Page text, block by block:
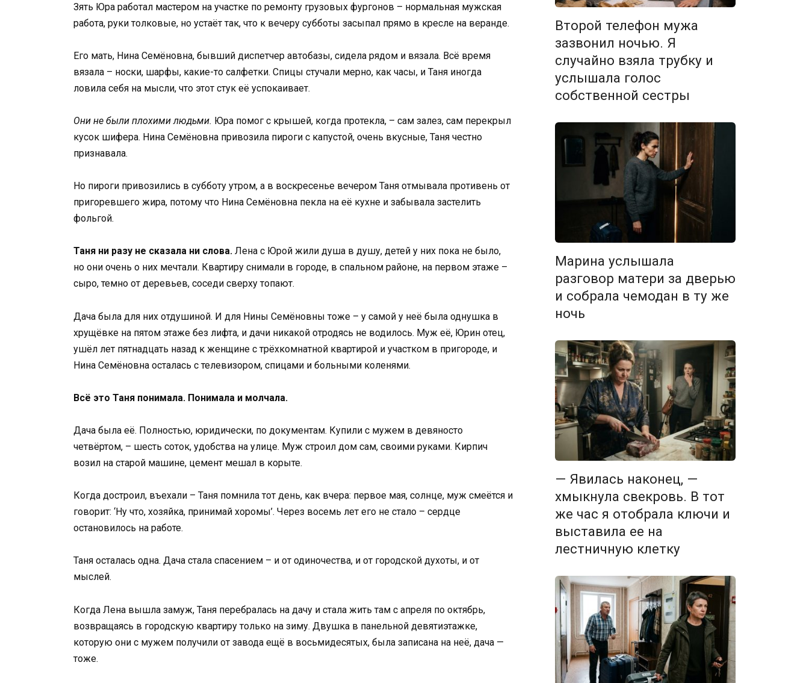
Зять Юра работал мастером на участке по ремонту грузовых фургонов – нормальная мужская
работа, руки толковые, но устаёт так, что к вечеру субботы засыпал прямо в кресле на веранде.
Его мать, Нина Семёновна, бывший диспетчер автобазы, сидела рядом и вязала. Всё время
вязала – носки, шарфы, какие-то салфетки. Спицы стучали мерно, как часы, и Таня иногда
ловила себя на мысли, что этот стук её успокаивает.
Они не были плохими людьми. Юра помог с крышей, когда протекла, – сам залез, сам перекрыл
кусок шифера. Нина Семёновна привозила пироги с капустой, очень вкусные, Таня честно
признавала.
Но пироги привозились в субботу утром, а в воскресенье вечером Таня отмывала противень от
пригоревшего жира, потому что Нина Семёновна пекла на её кухне и забывала застелить
фольгой.
Таня ни разу не сказала ни слова. Лена с Юрой жили душа в душу, детей у них пока не было,
но они очень о них мечтали. Квартиру снимали в городе, в спальном районе, на первом этаже –
сыро, темно от деревьев, соседи сверху топают.
Дача была для них отдушиной. И для Нины Семёновны тоже – у самой у неё была однушка в
хрущёвке на пятом этаже без лифта, и дачи никакой отродясь не водилось. Муж её, Юрин отец,
ушёл лет пятнадцать назад к женщине с трёхкомнатной квартирой и участком в пригороде, и
Нина Семёновна осталась с телевизором, спицами и больными коленями.
Всё это Таня понимала. Понимала и молчала.
Дача была её. Полностью, юридически, по документам. Купили с мужем в девяносто
четвёртом, – шесть соток, удобства на улице. Муж строил дом сам, своими руками. Кирпич
возил на старой машине, цемент мешал в корыте.
Когда достроил, въехали – Таня помнила тот день, как вчера: первое мая, солнце, муж смеётся и
говорит: ‘Ну что, хозяйка, принимай хоромы’. Через восемь лет его не стало – сердце
остановилось на работе.
Таня осталась одна. Дача стала спасением – и от одиночества, и от городской духоты, и от
мыслей.
Когда Лена вышла замуж, Таня перебралась на дачу и стала жить там с апреля по октябрь,
возвращаясь в городскую квартиру только на зиму. Двушка в панельной девятиэтажке,
которую они с мужем получили от завода ещё в восьмидесятых, была записана на неё, дача —
тоже.
Второй телефон мужа
зазвонил ночью. Я
случайно взяла трубку и
услышала голос
собственной сестры
Марина услышала
разговор матери за дверью
и собрала чемодан в ту же
ночь
— Явилась наконец, —
хмыкнула свекровь. В тот
же час я отобрала ключи и
выставила ее на
лестничную клетку